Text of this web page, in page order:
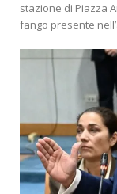
stazione di Piazza
fango presente